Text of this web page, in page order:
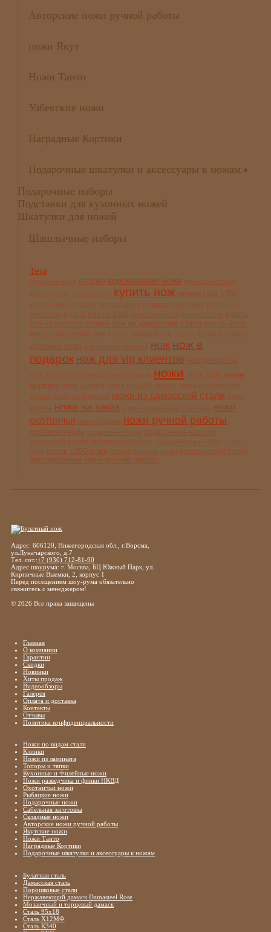
Авторские ножи ручной работы
ножи Якут
Ножи Танто
Узбекские ножи
Наградные Кортики
Подарочные шкатулки и аксессуары к ножам +
Подарочные наборы
Подставки для кухонных ножей
Шкатулки для ножей
Шашлычные наборы
Теги
ворсма ворсменские ножи
купить нож купить нож s390
купить нож из дамасской стали
купить охотничий нож
кухонные ножи нож нож в
подарок нож для vip клиентов нож для охоты
ножи
ножи
ворсма
ножи дамаск
ножи из булатной
ножи из дамасской стали
ножи
ножи на заказ
ножи
охотничьи
ножи ручной работы
охотничьи ножи
складники жбанов
сталь s390 ножи
эксклюзивные ножи ручной работы
Адрес: 606120, Нижегородская обл., г.Ворсма,
ул.Луначарского, д.7
Тел. сот.:+7 (930) 712-81-90
Адрес шоурума: г. Москва, БЦ Южный Парк, ул.
Кирпичные Выемки, 2, корпус 1
Перед посещением шоу-рума обязательно
свяжитесь с менеджером!
© 2026 Все права защищены
Главная
О компании
Гарантии
Скидки
Новинки
Хиты продаж
Видеообзоры
Галерея
Оплата и доставка
Контакты
Отзывы
Политика конфиденциальности
Ножи по видам стали
Клинки
Ножи из ламината
Топоры и тяпки
Кухонные и Филейные ножи
Ножи разведчика и финки НКВД
Охотничьи ножи
Рыбацкие ножи
Подарочные ножи
Сабельная заготовка
Складные ножи
Авторские ножи ручной работы
Якутские ножи
Ножи Танто
Наградные Кортики
Подарочные шкатулки и аксессуары к ножам
Булатная сталь
Дамасская сталь
Порошковые стали
Нержавеющий дамаск Damasteel Rose
Мозаичный и торцевый дамаск
Сталь 95х18
Сталь Х12МФ
Сталь К340